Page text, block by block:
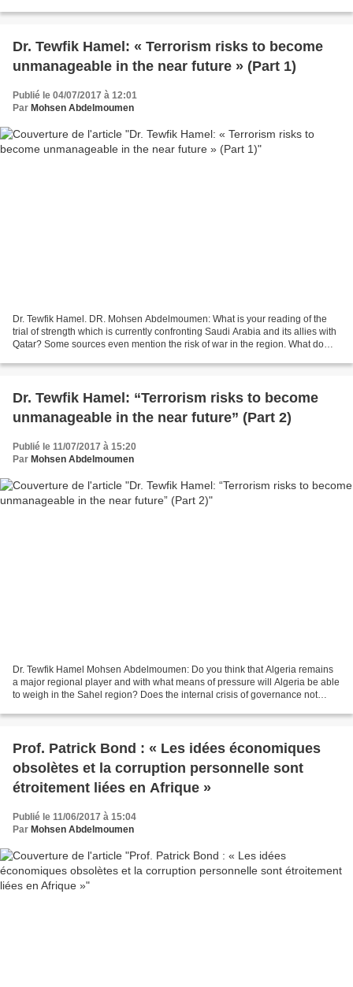
Dr. Tewfik Hamel: « Terrorism risks to become
unmanageable in the near future » (Part 1)
Publié le 04/07/2017 à 12:01
Par Mohsen Abdelmoumen
Dr. Tewfik Hamel. DR. Mohsen Abdelmoumen: What is your reading of the
trial of strength which is currently confronting Saudi Arabia and its allies with
Qatar? Some sources even mention the risk of war in the region. What do
Dr. Tewfik Hamel: “Terrorism risks to become
unmanageable in the near future” (Part 2)
Publié le 11/07/2017 à 15:20
Par Mohsen Abdelmoumen
Dr. Tewfik Hamel Mohsen Abdelmoumen: Do you think that Algeria remains
a major regional player and with what means of pressure will Algeria be able
to weigh in the Sahel region? Does the internal crisis of governance not
Prof. Patrick Bond : « Les idées économiques
obsolètes et la corruption personnelle sont
étroitement liées en Afrique »
Publié le 11/06/2017 à 15:04
Par Mohsen Abdelmoumen